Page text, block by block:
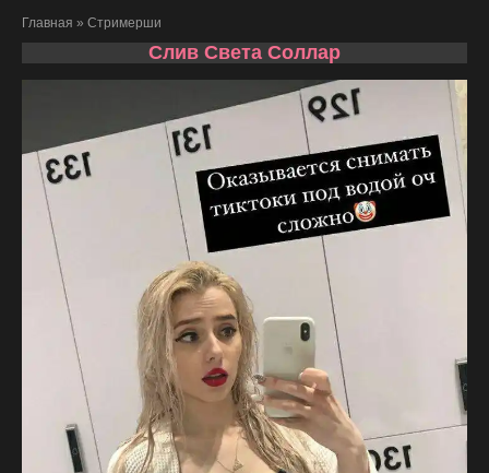
Главная » Стримерши
Слив Света Соллар